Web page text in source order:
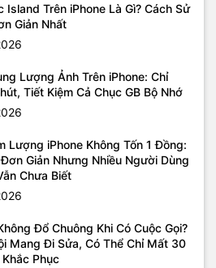
Island Trên iPhone Là Gì? Cách Sử
Giản Nhất
Lượng Ảnh Trên iPhone: Chỉ
Tiết Kiệm Cả Chục GB Bộ Nhớ
Lượng iPhone Không Tốn 1 Đồng:
Giản Nhưng Nhiều Người Dùng
Chưa Biết
Đổ Chuông Khi Có Cuộc Gọi?
Mang Đi Sửa, Có Thể Chỉ Mất 30
Phục